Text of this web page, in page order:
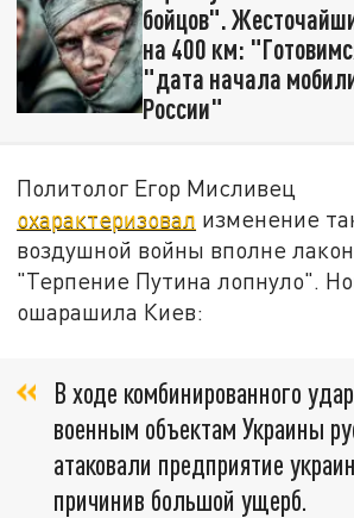
бойцов".
на 400 км:
"дата начала
России"
Политолог Егор Мисливец
охарактеризовал изменение
воздушной войны вполне
"Терпение Путина лопнуло".
ошарашила Киев:
В ходе комбинированного
военным объектам Украины
атаковали предприятие
причинив большой ущерб.